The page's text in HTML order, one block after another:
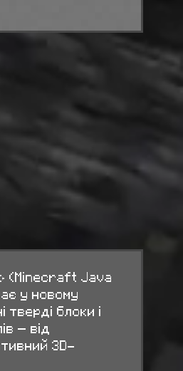
(Minecraft Java
у новому
блоки і
— від
3D-